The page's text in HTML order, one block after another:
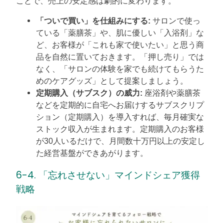
「ついで買い」を仕組みにする: サロンで使っ
ている「薬膳茶」や、肌に優しい「入浴剤」な
ど、お客様が「これも家で使いたい」と思う商
品を自然に置いておきます。「押し売り」では
なく、「サロンの体験を家でも続けてもらうた
めのケアグッズ」として提案しましょう。
定期購入（サブスク）の威力: 座浴剤や薬膳茶
などを定期的に自宅へお届けするサブスクリプ
ション（定期購入）を導入すれば、毎月確実な
ストック収入が生まれます。定期購入のお客様
が30人いるだけで、月間数十万円以上の安定し
た経営基盤ができあがります。
6-4. 「忘れさせない」マインドシェア獲得
戦略